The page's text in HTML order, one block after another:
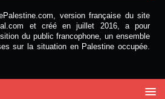
version française du site
et créé en juillet 2016, a pour
du public francophone, un ensemble
sur la situation en Palestine occupée.